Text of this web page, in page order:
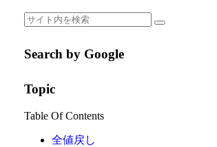
Search by Google
Topic
Table Of Contents
全値戻し